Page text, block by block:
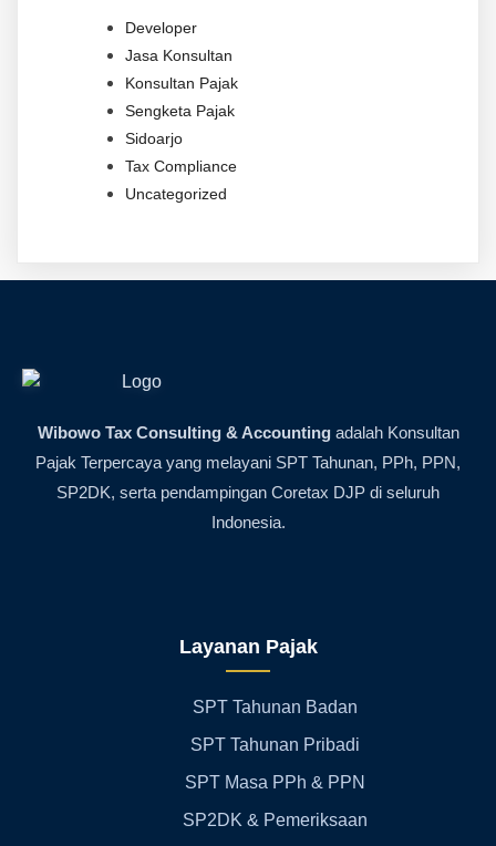
Developer
Jasa Konsultan
Konsultan Pajak
Sengketa Pajak
Sidoarjo
Tax Compliance
Uncategorized
Wibowo Tax Consulting & Accountingadalah Konsultan
Pajak Terpercaya yang melayani SPT Tahunan, PPh, PPN,
SP2DK, serta pendampingan Coretax DJP di seluruh
Indonesia.
Layanan Pajak
SPT Tahunan Badan
SPT Tahunan Pribadi
SPT Masa PPh & PPN
SP2DK & Pemeriksaan